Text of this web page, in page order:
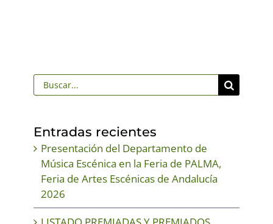
Buscar:
Entradas recientes
Presentación del Departamento de
Música Escénica en la Feria de PALMA,
Feria de Artes Escénicas de Andalucía
2026